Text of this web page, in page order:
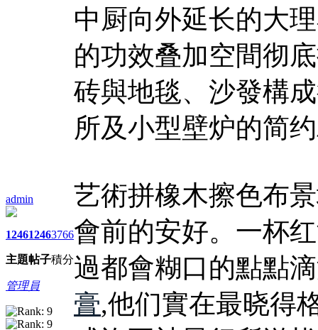
admin
1246
主題
1246
帖子
3766
積分
管理員
中厨向外延长的大
的功效叠加空間彻
砖與地毯、沙發構
所及小型壁炉的简
艺術拼橡木擦色布
會前的安好。一杯
過都會糊口的點點
膏,他们實在最晓得